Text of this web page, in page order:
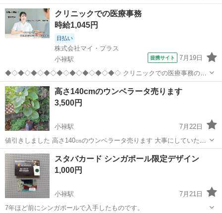
🌟 ※開封したことがない為、動作確認未 取引場所は豊見城のどん亭付
近になります。 よければ、ご連絡下さいm(_ _)m その他、色々出品中
です。 よろしけれ...
沖縄 豊見城市 小禄駅 その他
クリニックでの医療事務
時給1,045円
日払い
株式会社マイ・プラス
小禄駅
提携サイト 7月19日
◆◇◆◇◆◇◆◇◆◇◆◇◆◇◆◇◆◇ クリニックでの医療事務のお
仕事です！ 【主な業務↓】 ・外来窓口受付 ・レセプト業務 ・その
他、付随する業務 まずはお気軽にご応募ください♪
◆◇◆◇◆◇◆◇◆◇◆◇◆◇◆◇◆...
沖縄 那覇市 小禄駅 医療事務
高さ140cmのウンベラータ売ります
3,500円
小禄駅
7月22日
値引きしました 高さ140㎝のウンベラータ売ります 大事にしていたん
ですが大きくなって手狭になったので 外に出されてかわいそうなので
早めにお願いします 葉が日焼けしてるとこもあります 八重瀬町の自宅
まで引き取りに来...
沖縄 島尻郡 小禄駅 その他
スタバカード シンガポール限定デザイン
1,000円
小禄駅
7月21日
7年ほど前にシンガポールで入手したものです。